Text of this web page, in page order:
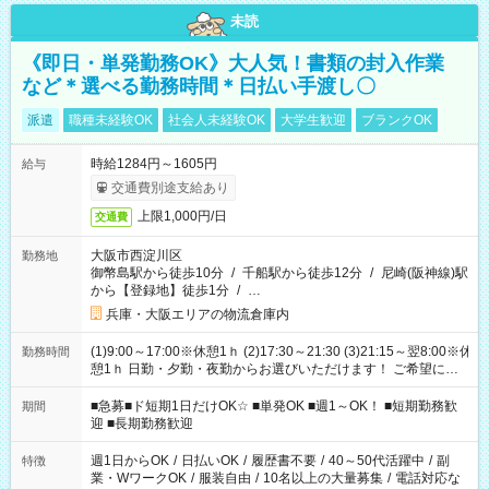
未読
《即日・単発勤務OK》大人気！書類の封入作業
など＊選べる勤務時間＊日払い手渡し〇
派遣 職種未経験OK 社会人未経験OK 大学生歓迎 ブランクOK
給与
時給1284円～1605円
交通費別途支給あり
交通費 上限1,000円/日
勤務地
大阪市西淀川区
御幣島駅から徒歩10分 / 千船駅から徒歩12分 / 尼崎(阪神線)駅
から【登録地】徒歩1分 / …
兵庫・大阪エリアの物流倉庫内
勤務時間
(1)9:00～17:00※休憩1ｈ (2)17:30～21:30 (3)21:15～翌8:00※休
憩1ｈ 日勤・夕勤・夜勤からお選びいただけます！ ご希望に合
わせて働けるお仕事です(*^^*) 【その他選べる勤務時間】 8-17
時/9-17時/9-18時/10-18時/11-21時/18-22時/20-翌4時/21-翌5
時/22-翌6時/0-翌8時 ご自身のご都合で選んで頂ける完全自由シ
フト！
期間
■急募■ド短期1日だけOK☆ ■単発OK ■週1～OK！ ■短期勤務歓
迎 ■長期勤務歓迎
特徴 週1日からOK / 日払いOK / 履歴書不要 / 40～50代活躍中 / 副
業・WワークOK / 服装自由 / 10名以上の大量募集 / 電話対応な